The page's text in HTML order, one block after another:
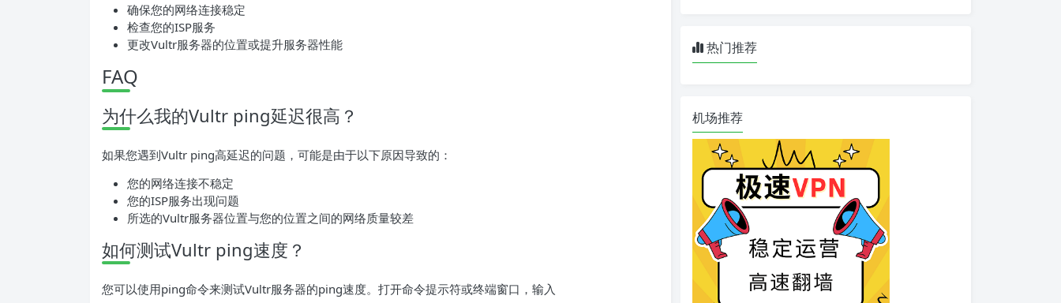
确保您的网络连接稳定
检查您的ISP服务
更改Vultr服务器的位置或提升服务器性能
FAQ
为什么我的Vultr ping延迟很高？
如果您遇到Vultr ping高延迟的问题，可能是由于以下原因导致的：
您的网络连接不稳定
您的ISP服务出现问题
所选的Vultr服务器位置与您的位置之间的网络质量较差
如何测试Vultr ping速度？
您可以使用ping命令来测试Vultr服务器的ping速度。打开命令提示符或终端窗口，输入
热门推荐
机场推荐